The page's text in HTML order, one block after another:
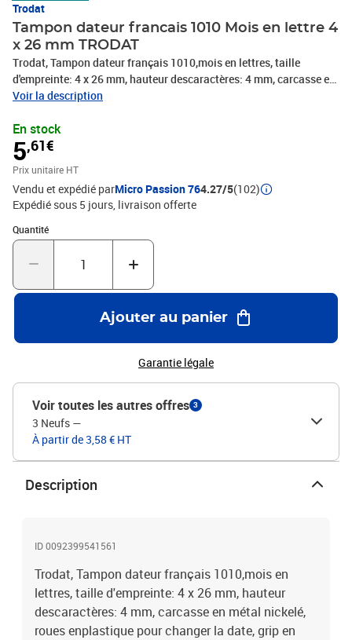
Trodat
Tampon dateur francais 1010 Mois en lettre 4
x 26 mm TRODAT
Trodat, Tampon dateur français 1010,mois en lettres, taille
d'empreinte: 4 x 26 mm, hauteur descaractères: 4 mm, carcasse en
métal nickelé, roues enplastique pour changer la date, grip en
Voir la description
En stock
5,61€
Prix unitaire HT
Vendu et expédié parMicro Passion 764.27/5(102)
Expédié sous 5 jours livraison offerte
Quantité
Quantité : 1
Ajouter au panier
Garantie légale
Voir toutes les autres offres 3
3 Neufs —
À partir de 3,58 € HT
Description
ID 0092399541561
Trodat, Tampon dateur français 1010,mois en
lettres, taille d'empreinte: 4 x 26 mm, hauteur
descaractères: 4 mm, carcasse en métal nickelé,
roues enplastique pour changer la date, grip en